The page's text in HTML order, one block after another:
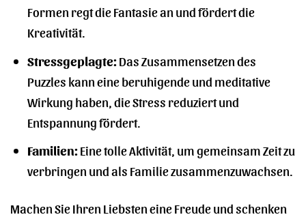
Formen regt die Fantasie an und fördert die
Kreativität.
Stressgeplagte:Das Zusammensetzen des
Puzzles kann eine beruhigende und meditative
Wirkung haben, die Stress reduziert und
Entspannung fördert.
Familien:Eine tolle Aktivität, um gemeinsam Zeit zu
verbringen und als Familie zusammenzuwachsen.
Machen Sie Ihren Liebsten eine Freude und schenken